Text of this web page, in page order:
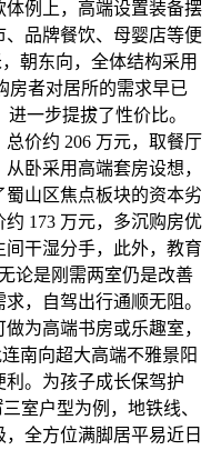
例上，高端设置装备摆
品牌餐饮、母婴店等便
朝东向，全体结构采用
房者对居所的需求早已
一步提拔了性价比。
价约 206 万元，取餐厅
卧采用高端套房设想，
山区焦点板块的资本劣
173 万元，多沉购房优
干湿分手，此外，教育
论是刚需两室仍是改善
，自驾出行通顺无阻。
为高端书房或乐趣室，
南向超大高端不雅景阳
。为孩子成长保驾护
室户型为例，地铁线、
全方位满脚居平易近日